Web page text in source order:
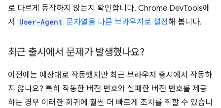
로 다르게 동작하지 않는지 확인합니다. Chrome DevTools에
서
User-Agent 문자열을 다른 브라우저로 설정해 봅니다.
최근 출시에서 문제가 발생했나요?
이전에는 예상대로 작동했지만 최근 브라우저 출시에서 작동하
지 않나요? 특히 작동한 버전 번호와 실패한 버전 번호를 제공
하는 경우 이러한 회귀에 훨씬 더 빠르게 조치를 취할 수 있습니